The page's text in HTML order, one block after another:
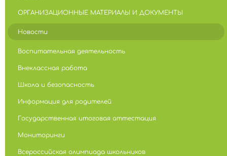
ОРГАНИЗАЦИОННЫЕ МАТЕРИАЛЫ И ДОКУМЕНТЫ
Новости
Воспитательная деятельность
Внеклассная работа
Школа и безопасность
Информация для родителей
Государственная итоговая аттестация
Мониторинги
Всероссийская олимпиада школьников